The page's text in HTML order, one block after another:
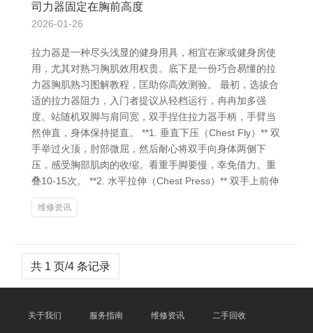
司力器固定在胸前高度
2026-01-26
拉力器是一种尽头浅显的健身用具，相宜在家或健身房使
用，尤其对熟习胸肌效用权贵。底下是一份巧合易懂的拉
力器胸肌熟习图解教程，匡助你高效测验。 最初，选拔合
适的拉力器阻力，入门者提议从轻档运行，冉冉加多强
度。站随机双脚与肩同宽，双手捏住拉力器手柄，手臂当
然伸直，身体保持挺直。 **1. 垂直下压（Chest Fly）** 双
手举过火顶，肘部微屈，然后耐心将双手向身体两侧下
压，感受胸部肌肉的收缩。看重手脚要慢，幸免借力。重
叠10-15次。 **2. 水平拉伸（Chest Press）** 双手上前伸
维修资讯
共 1 页/4 条记录
关于我们 服务指南 维修资讯 二手回收